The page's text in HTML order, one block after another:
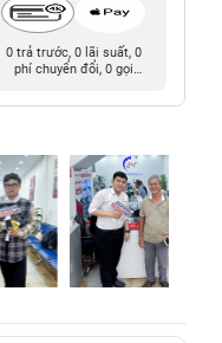
0 trả trước, 0 lãi suất, 0
phí chuyển đổi, 0 gọi